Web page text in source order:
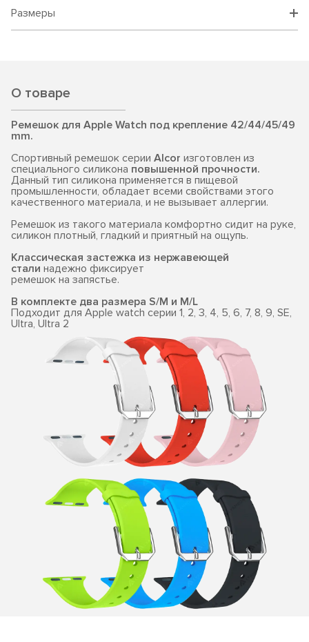
Размеры
О товаре
Ремешок для Apple Watch под крепление 42/44/45/49
mm.
Спортивный ремешок серии Alcor изготовлен из
специального силикона повышенной прочности.
Данный тип силикона применяется в пищевой
промышленности, обладает всеми свойствами этого
качественного материала, и не вызывает аллергии.
Ремешок из такого материала комфортно сидит на руке,
силикон плотный, гладкий и приятный на ощупь.
Классическая застежка из нержавеющей
стали надежно фиксирует
ремешок на запястье.
В комплекте два размера S/M и M/L
Подходит для Apple watch серии 1, 2, 3, 4, 5, 6, 7, 8, 9, SE,
Ultra, Ultra 2